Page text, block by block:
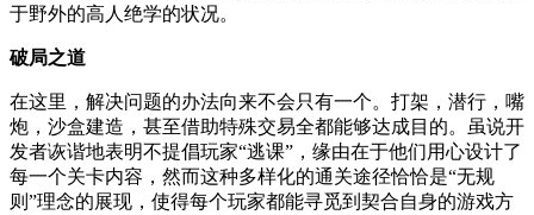
于野外的高人绝学的状况。
破局之道
在这里，解决问题的办法向来不会只有一个。打架，潜行，嘴
炮，沙盒建造，甚至借助特殊交易全都能够达成目的。虽说开
发者诙谐地表明不提倡玩家“逃课”，缘由在于他们用心设计了
每一个关卡内容，然而这种多样化的通关途径恰恰是“无规
则”理念的展现，使得每个玩家都能寻觅到契合自身的游戏方